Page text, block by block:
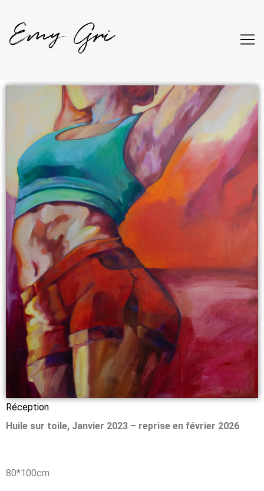
Réception
Huile sur toile, Janvier 2023 – reprise en février 2026
80*100cm